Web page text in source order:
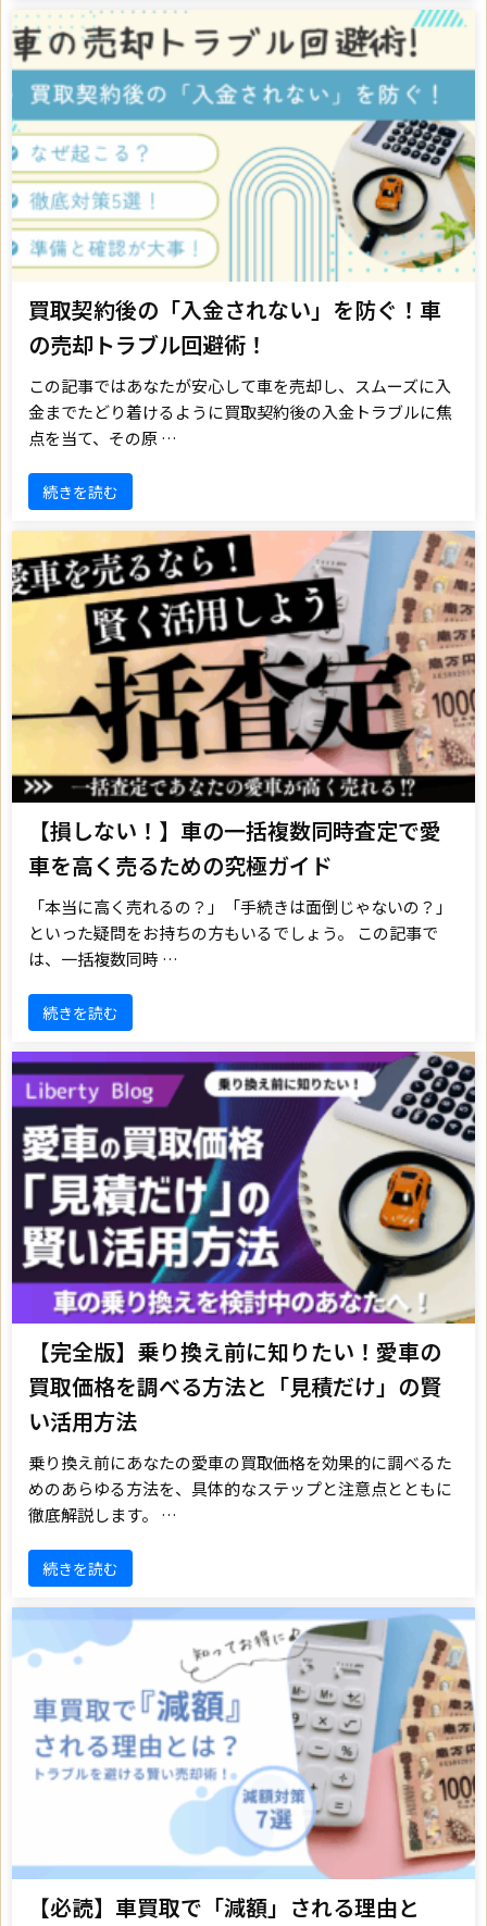
買取契約後の「入金されない」を防ぐ！車
の売却トラブル回避術！
この記事ではあなたが安心して車を売却し、スムーズに入
金までたどり着けるように買取契約後の入金トラブルに焦
点を当て、その原 …
続きを読む
【損しない！】車の一括複数同時査定で愛
車を高く売るための究極ガイド
「本当に高く売れるの？」「手続きは面倒じゃないの？」
といった疑問をお持ちの方もいるでしょう。 この記事で
は、一括複数同時 …
続きを読む
【完全版】乗り換え前に知りたい！愛車の
買取価格を調べる方法と「見積だけ」の賢
い活用方法
乗り換え前にあなたの愛車の買取価格を効果的に調べるた
めのあらゆる方法を、具体的なステップと注意点とともに
徹底解説します。 …
続きを読む
【必読】車買取で「減額」される理由と